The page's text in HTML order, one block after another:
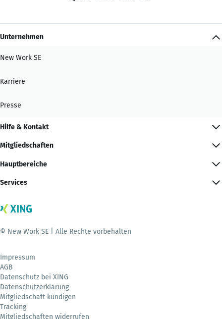
Unternehmen
New Work SE
Karriere
Presse
Hilfe & Kontakt
Mitgliedschaften
Hauptbereiche
Services
© New Work SE | Alle Rechte vorbehalten
Impressum
AGB
Datenschutz bei XING
Datenschutzerklärung
Mitgliedschaft kündigen
Tracking
Mitgliedschaften widerrufen